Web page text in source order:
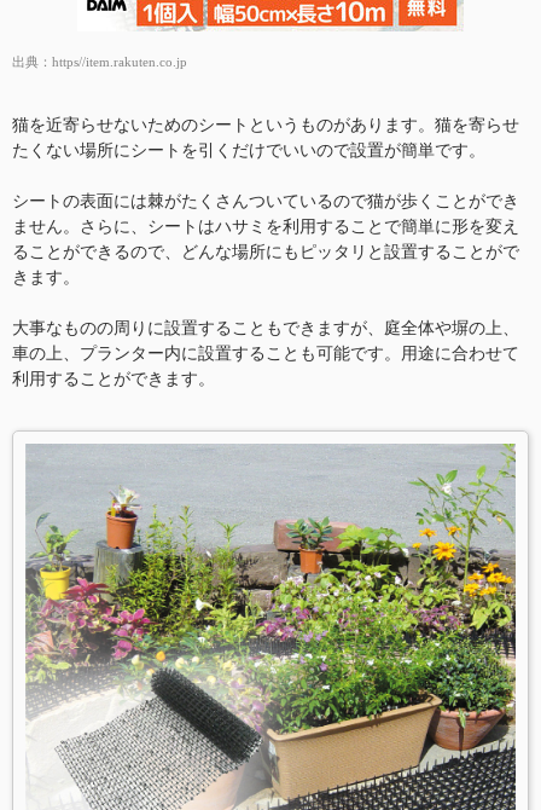
出典： https//item.rakuten.co.jp
猫を近寄らせないためのシートというものがあります。猫を寄らせ
たくない場所にシートを引くだけでいいので設置が簡単です。
シートの表面には棘がたくさんついているので猫が歩くことができ
ません。さらに、シートはハサミを利用することで簡単に形を変え
ることができるので、どんな場所にもピッタリと設置することがで
きます。
大事なものの周りに設置することもできますが、庭全体や塀の上、
車の上、プランター内に設置することも可能です。用途に合わせて
利用することができます。